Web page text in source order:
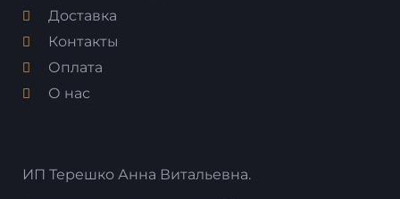
Доставка
Контакты
Оплата
О нас
ИП Терешко Анна Витальевна.